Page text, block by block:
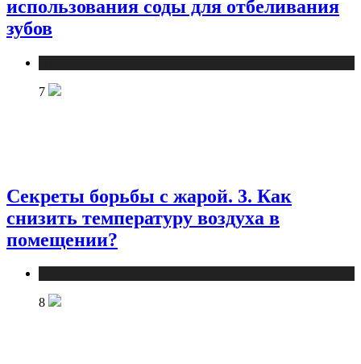
использования соды для отбеливания
зубов
7
Секреты борьбы с жарой. 3. Как
снизить температуру воздуха в
помещении?
8